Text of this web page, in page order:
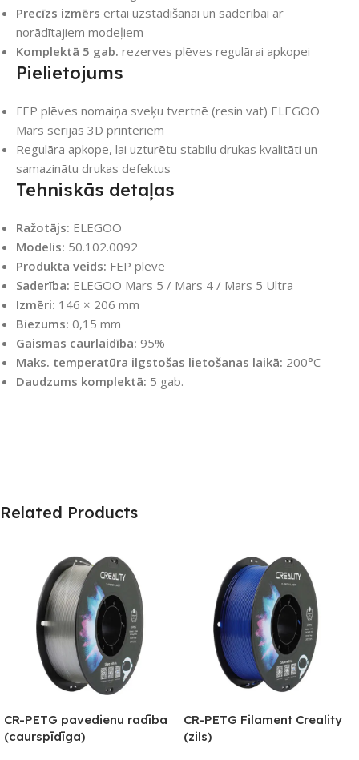
Precīzs izmērs ērtai uzstādīšanai un saderībai ar
norādītajiem modeļiem
Komplektā 5 gab. rezerves plēves regulārai apkopei
Pielietojums
FEP plēves nomaiņa sveķu tvertnē (resin vat) ELEGOO
Mars sērijas 3D printeriem
Regulāra apkope, lai uzturētu stabilu drukas kvalitāti un
samazinātu drukas defektus
Tehniskās detaļas
Ražotājs: ELEGOO
Modelis: 50.102.0092
Produkta veids: FEP plēve
Saderība: ELEGOO Mars 5 / Mars 4 / Mars 5 Ultra
Izmēri: 146 × 206 mm
Biezums: 0,15 mm
Gaismas caurlaidība: 95%
Maks. temperatūra ilgstošas lietošanas laikā: 200°C
Daudzums komplektā: 5 gab.
Related Products
CR-PETG pavedienu radība
(caurspīdīga)
CR-PETG Filament Creality
(zils)